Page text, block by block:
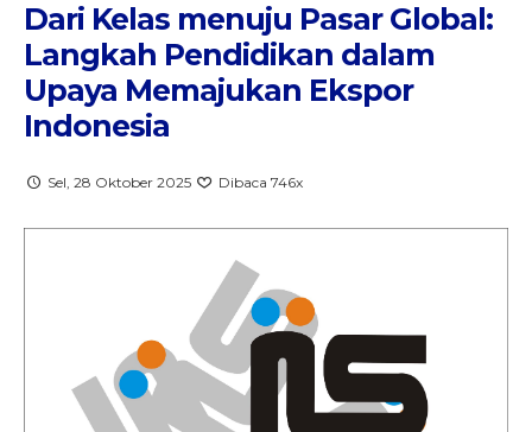
Dari Kelas menuju Pasar Global:
Langkah Pendidikan dalam
Upaya Memajukan Ekspor
Indonesia
Sel, 28 Oktober 2025 Dibaca 746x